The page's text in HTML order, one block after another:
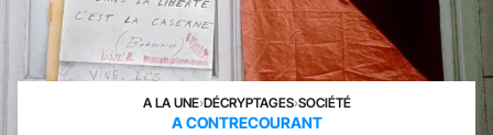
A LA UNE›DÉCRYPTAGES›SOCIÉTÉ
A CONTRECOURANT